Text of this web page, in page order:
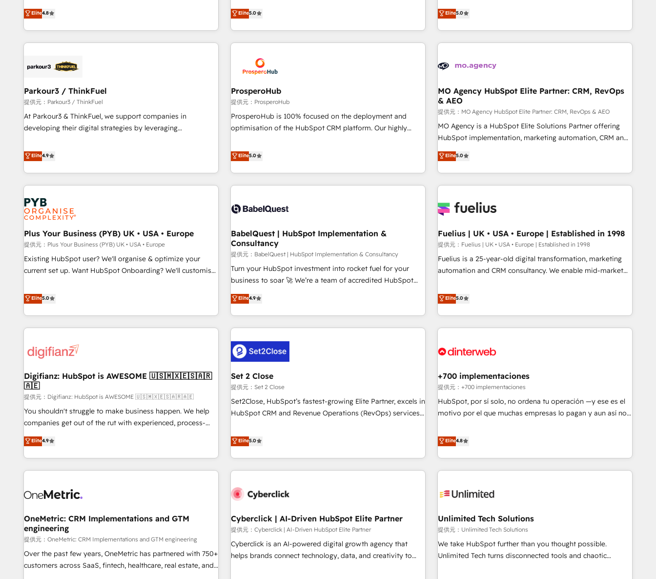
and service hubs • Built-in flexibility for startups to global
brands
Top 1% of partners worldwide -In-house team of 25+
experts Contact us today to help you get more from your
delivering remarkable experiences for our most
sophisticated clients.” - Brian Garvey, VP, Solutions Partner
offering you a roadmap on maximizing EBITDA and
achieving Commercial Excellence. With our targeted
processes, we strengthen your digital transformation and
minimize costs. As HubSpot's Advanced Accredited CRM
business forward. Since 2015 we are fully dedicated to
with reputable companies in B2B sectors such as
manufacturing, SaaS and business services. We prepare a
customized business case that demonstrates the value and
impact of your digital transformation, including a detailed
partnership. Together, we embark on a transformational
journey that sets your business up for long-term success.
Elite4.8
DIGITALISIM, nous avons l'intime conviction que la réussite
des entreprises passe par l’innovation web, le marketing
digital, et la relation client ! C'est pourquoi, nos experts sont
à la fois capables de gérer votre projet de création de site
pilotage et l'intégration d'HubSpot ! Les grandes phases
d'un projet HubSpot avec DIGITALISIM : 🧽 Nettoyage,
migration et intégration des bases de données. 🚀
Développement des interfaces avec vos logiciels métiers ⚙️
Configuration de la plateforme HubSpot 📈 Configuration
de rapports et tableaux de bord 🤝 Book Process &
Elite5.0
our exclusive methodologies: BOOMS and BOOST. Together,
they form a powerful combination that has driven success
for over 800 businesses worldwide. As Elite HubSpot
Partners, we specialize in crafting high-performance growth
and revenue intelligence to help companies scale faster and
With BOOMS, you invest in 100% of your buyers,
accelerating your growth and positioning yourself as an
undisputed leader. 🔹 BOOST: Optimize your digital
transformation process A methodology designed to
implement HubSpot effectively and optimize your digital
rating of 4.9/5 and a proven track record of business
transformation, our growth-first approach has helped
Elite5.0
Parkour3 / ThinkFuel
提供元：Parkour3 / ThinkFuel
At Parkour3 & ThinkFuel, we support companies in
developing their digital strategies by leveraging
processes to generate growth. Our offer spans from
Strategy to Operations. We specialize in CRM onboarding
and implementation, web design, sales & marketing
automation, and digital marketing. With extensive
experience working with tech companies and
manufacturers since 2002, we are committed to
empowering our clients and developing their autonomy. Get
to grips with HubSpot through guided implementation and
seamless integration of the CRM platform into your digital
ecosystem. Would you like support in deploying your
inbound marketing strategy? We'll provide support tailored
we are part of the most certified Canadian agencies, and we
both hold Onboarding Accreditations. Based in Canada
(coast to coast), our services are offered in both English &
French.
Elite4.9
ProsperoHub
提供元：ProsperoHub
ProsperoHub is 100% focused on the deployment and
optimisation of the HubSpot CRM platform. Our highly
achieve maximum adoption and ROI from your HubSpot
investment. Use our extensive HubSpot, sales, marketing,
service and integrations expertise to lead your team on
their HubSpot journey, design and implement your
life. Our collaborative approach keeps you in control whilst
have successfully supported over 500 organisations with
HubSpot implementation, optimisation, training, and
adoption assurance. Our tried and tested Roadmap
methodology will ensure that you receive the best
deployment experience possible. Whether you are new to
HubSpot or seeking to turn around a poor install, our team
have the change management expertise to deliver the
solutions you need.
Elite5.0
MO Agency HubSpot Elite Partner: CRM, RevOps
& AEO
提供元：MO Agency HubSpot Elite Partner: CRM, RevOps & AEO
MO Agency is a HubSpot Elite Solutions Partner offering
HubSpot implementation, marketing automation, CRM and
RevOps consulting, data architecture, sales enablement,
lifecycle automation, lead scoring and revenue reporting.
HubSpot, Salesforce and integrated enterprise stacks.
Digital Marketing, Answer Engine Optimisation, and
Content Hub, WordPress development, B2B SEO, paid
led companies across technology, professional services,
financial services and industrial sectors. Offices in
Johannesburg, Cape Town and London. 500+ HubSpot CRM
implementations delivered. AI visibility coverage across
HubSpot Impact Award - Integrations Innovation HubSpot
Impact Award - Platform Migration Excellence HubSpot
Elite5.0
Plus Your Business (PYB) UK • USA • Europe
提供元：Plus Your Business (PYB) UK • USA • Europe
Existing HubSpot user? We'll organise & optimize your
current set up. Want HubSpot Onboarding? We'll customise
to our Profile! We can help with... • CRM implementation,
reports & workflows, and team training • CRM migration:
Salesforce, Pipedrive, Dynamics etc • Technical projects inc.
Custom API integrations & ERP systems inc. SAP and
skilled members) • 150+ Clients for Sales Hub, Marketing
27001:2022, ISO 9001:2015 and now... ISO 42001: 2023
certified • Exclusive AI 'GuardHub' governance framework,
based on ISO 42001 - helping you 'organise complexity'
𝗥𝗲𝗮𝗱𝘆 𝗳𝗼𝗿 𝘁𝗵𝗲 𝗻𝗲𝘅𝘁 𝘀𝘁𝗲𝗽? Click the 👈 '𝗖𝗼𝗻𝘁𝗮𝗰𝘁
𝗯𝘂𝘀𝗶𝗻𝗲𝘀𝘀' button to get in touch (𝘸𝘦'𝘳𝘦 𝘴𝘶𝘱𝘦𝘳 𝘳𝘦𝘴𝘱𝘰𝘯𝘴𝘪𝘷𝘦)
Elite5.0
BabelQuest | HubSpot Implementation &
Consultancy
提供元：BabelQuest | HubSpot Implementation & Consultancy
Turn your HubSpot investment into rocket fuel for your
business to soar 🚀 We’re a team of accredited HubSpot
experts ready to help you. We can implement the platform
into complex business environments, optimise what you've
got and make sure you can actually use it, build your
website in HubSpot or create an inbound marketing
G-Cloud 14 CCS (Crown Commercial Service) framework,
meaning we've been accredited by HubSpot and vetted by
the CCS, which means we can support public sector
companies as well the other ones listed in our profile. Our
services: - HubSpot implementation - HubSpot CMS
website build We can do lots of things. But everything we
customers - Make better decisions with data - Find a new
voice and reach more people - Get the most out of your
Elite4.9
Fuelius | UK • USA • Europe | Established in 1998
提供元：Fuelius | UK • USA • Europe | Established in 1998
Fuelius is a 25-year-old digital transformation, marketing
automation and CRM consultancy. We enable mid-market
and fuel their growth. We modernise platforms, streamline
operations that are causing inefficiencies, improve
customer experiences, integrate systems, and supercharge
revenue operations Key services: • CRM Implementation •
Development • RevOps & Sales Consulting • Marketing
HubSpot agencies ⚙️ The strongest technical ability and
integration capabilities 💼 Consultative, long-term partners
who will embed ourselves into your business, processes
and systems 🏢 We specialise in working with mid-market
those with complex use cases 🏆 CRM Implementation,
Platform Enablement, Custom Integration and Onboarding
Accredited 🔐 ISO27001 & ISO9001 Certified
Elite5.0
Digifianz: HubSpot is AWESOME 🇺🇸🇲🇽🇪🇸🇦🇷
🇦🇪
提供元：Digifianz: HubSpot is AWESOME 🇺🇸🇲🇽🇪🇸🇦🇷🇦🇪
You shouldn't struggle to make business happen. We help
companies get out of the rut with experienced, process-
oriented teams implementing HubSpot Marketing, Sales,
Service, CMS and Operations Hub, so selling and actually
engaging with your customers feels easy and pain-free. We
are a top ranked HubSpot Elite Partner, winner of Rookie of
HubSpot Reviews and 4.9/5 rating in Clutch Reviews.
home improvement & construction, branding and
commercialization, real estate, health, education, SaaS,
Software Dev & IT and consulting, make the most out of
their HubSpot experience operating in the United States,
EU, UAE, Mexico and Latin America. From casual user to
Elite4.9
Set 2 Close
提供元：Set 2 Close
Set2Close, HubSpot’s fastest-growing Elite Partner, excels in
HubSpot CRM and Revenue Operations (RevOps) services
Partner, we specialize in custom HubSpot CRM solutions.
Our experts design, implement, and optimize systems to
enhance user experience, functionality, and adoption across
sales, marketing, and service teams. From setup to
management, and speed up deal closures. With 500+
HubSpot CRM drives measurable results. Our RevOps
services align your sales, marketing, and customer success
teams for peak performance. We optimize the revenue
lifecycle—lead generation to retention—by refining
Elite5.0
+700 implementaciones
提供元：+700 implementaciones
HubSpot, por sí solo, no ordena tu operación —y ese es el
motivo por el que muchas empresas lo pagan y aun así no
confiables, datos que no permiten decidir bien, y
decisiones que no logran mejorar los procesos. Y así, vuelta
tras vuelta, el negocio gira sin avanzar —un problema que
tiene menos que ver con el CRM y más con cómo opera la
operación paso a paso, sin frenarla, con la adopción que
hay algo más: cada proceso que ordenás construye el
contexto real de cómo opera tu empresa —lo único que no
se compra ni se copia—. En un mundo donde todos tendrán
la misma IA, va a ganar quien tenga el mejor contexto para
Elite4.8
OneMetric: CRM Implementations and GTM
engineering
提供元：OneMetric: CRM Implementations and GTM engineering
Over the past few years, OneMetric has partnered with 750+
customers across SaaS, fintech, healthcare, real estate, and
Cyberclick | AI-Driven HubSpot Elite Partner
提供元：Cyberclick | AI-Driven HubSpot Elite Partner
Cyberclick is an AI-powered digital growth agency that
helps brands connect technology, data, and creativity to
Unlimited Tech Solutions
提供元：Unlimited Tech Solutions
We take HubSpot further than you thought possible.
Unlimited Tech turns disconnected tools and chaotic